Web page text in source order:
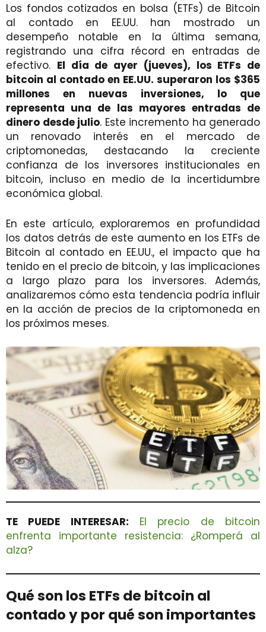
Los fondos cotizados en bolsa (ETFs) de Bitcoin
al contado en EE.UU. han mostrado un
desempeño notable en la última semana,
registrando una cifra récord en entradas de
efectivo. El día de ayer (jueves), los ETFs de
bitcoin al contado en EE.UU. superaron los $365
millones en nuevas inversiones, lo que
representa una de las mayores entradas de
dinero desde julio. Este incremento ha generado
un renovado interés en el mercado de
criptomonedas, destacando la creciente
confianza de los inversores institucionales en
bitcoin, incluso en medio de la incertidumbre
económica global.
En este artículo, exploraremos en profundidad
los datos detrás de este aumento en los ETFs de
Bitcoin al contado en EE.UU., el impacto que ha
tenido en el precio de bitcoin, y las implicaciones
a largo plazo para los inversores. Además,
analizaremos cómo esta tendencia podría influir
en la acción de precios de la criptomoneda en
los próximos meses.
TE PUEDE INTERESAR:
El precio de bitcoin
enfrenta importante resistencia: ¿Romperá al
alza?
Qué son los ETFs de bitcoin al
contado y por qué son importantes